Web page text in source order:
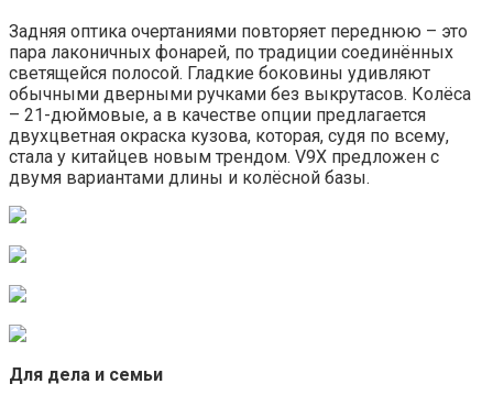
Задняя оптика очертаниями повторяет переднюю – это
пара лаконичных фонарей, по традиции соединённых
светящейся полосой. Гладкие боковины удивляют
обычными дверными ручками без выкрутасов. Колёса
– 21-дюймовые, а в качестве опции предлагается
двухцветная окраска кузова, которая, судя по всему,
стала у китайцев новым трендом. V9X предложен с
двумя вариантами длины и колёсной базы.
Для дела и семьи